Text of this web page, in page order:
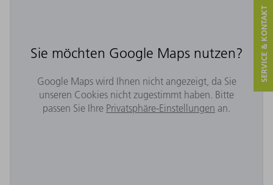
Sie möchten Google Maps nutzen?
Google Maps wird Ihnen nicht angezeigt, da Sie
unseren Cookies nicht zugestimmt haben. Bitte
passen Sie Ihre Privatsphäre-Einstellungen an.
SERVICE & KONTAKT